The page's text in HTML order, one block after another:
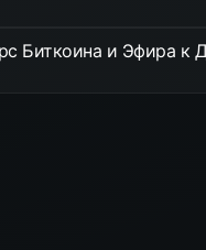
Биткоина и Эфира к